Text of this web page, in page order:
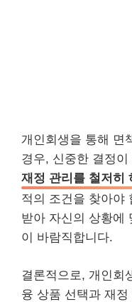
개인회생을 통해 면
경우, 신중한 결정이
재정 관리를 철저히
적의 조건을 찾아야
받아 자신의 상황에
이 바람직합니다.
결론적으로, 개인회
융 상품 선택과 재